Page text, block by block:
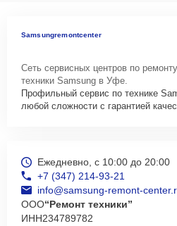
Samsungremontcenter
Сеть сервисных центров по ремонту
техники Samsung в Уфе.
Профильный сервис по технике
любой сложности с гарантией
Ежедневно, с 10:00 до 20:00
+7 (347) 214-93-21
info@samsung-remont-
ООО“Ремонт техники”
ИНН234789782